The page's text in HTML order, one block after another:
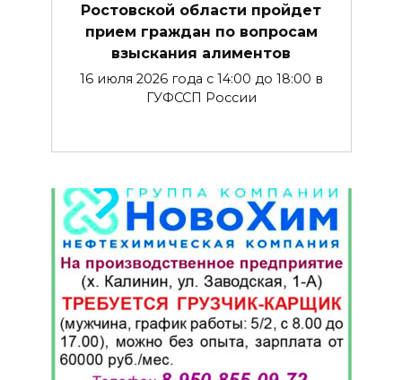
Ростовской области пройдет
прием граждан по вопросам
взыскания алиментов
16 июля 2026 года с 14:00 до 18:00 в
ГУФССП России